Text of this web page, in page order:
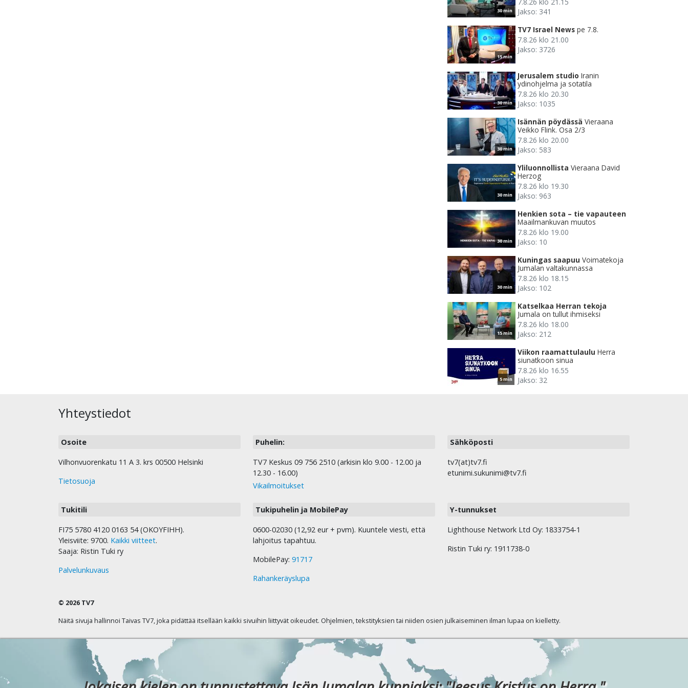
30 min
Jakso: 341
15 min
TV7 Israel News pe 7.8.
7.8.26 klo 21.00
Jakso: 3726
30 min
Jerusalem studio Iranin
ydinohjelma ja sotatila
7.8.26 klo 20.30
Jakso: 1035
30 min
Isännän pöydässä Vieraana
Veikko Flink. Osa 2/3
7.8.26 klo 20.00
Jakso: 583
30 min
Yliluonnollista Vieraana David
Herzog
7.8.26 klo 19.30
Jakso: 963
30 min
Henkien sota – tie vapauteen
Maailmankuvan muutos
7.8.26 klo 19.00
Jakso: 10
30 min
Kuningas saapuu Voimatekoja
Jumalan valtakunnassa
7.8.26 klo 18.15
Jakso: 102
15 min
Katselkaa Herran tekoja
Jumala on tullut ihmiseksi
7.8.26 klo 18.00
Jakso: 212
5 min
Viikon raamattulaulu Herra
siunatkoon sinua
7.8.26 klo 16.55
Jakso: 32
Yhteystiedot
Osoite
Vilhonvuorenkatu 11 A 3. krs 00500 Helsinki
Tietosuoja
Puhelin:
TV7 Keskus 09 756 2510 (arkisin klo 9.00 - 12.00 ja
12.30 - 16.00)
Vikailmoitukset
Sähköposti
tv7(at)tv7.fi
etunimi.sukunimi@tv7.fi
Tukitili
FI75 5780 4120 0163 54 (OKOYFIHH).
Yleisviite: 9700. Kaikki viitteet.
Saaja: Ristin Tuki ry
Palvelunkuvaus
Tukipuhelin ja MobilePay
0600-02030 (12,92 eur + pvm). Kuuntele viesti, että
lahjoitus tapahtuu.
MobilePay: 91717
Rahankeräyslupa
Y-tunnukset
Lighthouse Network Ltd Oy: 1833754-1
Ristin Tuki ry: 1911738-0
© 2026 TV7
Näitä sivuja hallinnoi Taivas TV7, joka pidättää itsellään kaikki sivuihin liittyvät oikeudet. Ohjelmien, tekstityksien tai niiden osien julkaiseminen ilman lupaa on kielletty.